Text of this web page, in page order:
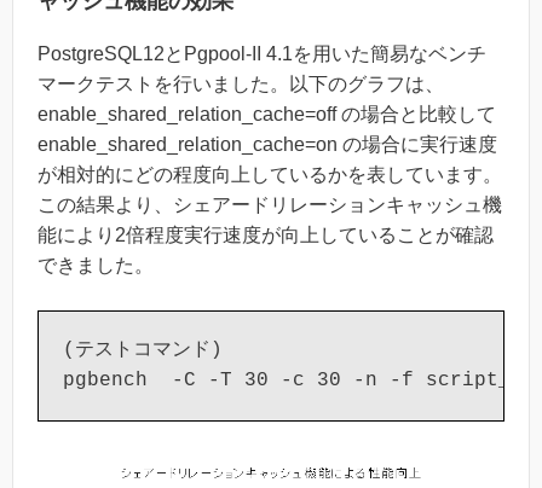
PostgreSQL12とPgpool-II 4.1を用いた簡易なベンチ
マークテストを行いました。以下のグラフは、
enable_shared_relation_cache=off の場合と比較して
enable_shared_relation_cache=on の場合に実行速度
が相対的にどの程度向上しているかを表しています。
この結果より、シェアードリレーションキャッシュ機
能により2倍程度実行速度が向上していることが確認
できました。
(テストコマンド)